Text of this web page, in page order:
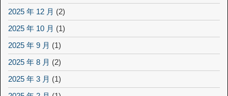
2025 年 12 月 (2)
2025 年 10 月 (1)
2025 年 9 月 (1)
2025 年 8 月 (2)
2025 年 3 月 (1)